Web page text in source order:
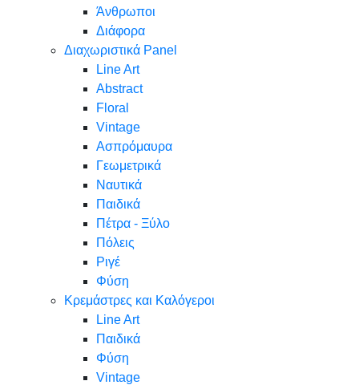
Άνθρωποι
Διάφορα
Διαχωριστικά Panel
Line Art
Abstract
Floral
Vintage
Ασπρόμαυρα
Γεωμετρικά
Ναυτικά
Παιδικά
Πέτρα - Ξύλο
Πόλεις
Ριγέ
Φύση
Κρεμάστρες και Καλόγεροι
Line Art
Παιδικά
Φύση
Vintage